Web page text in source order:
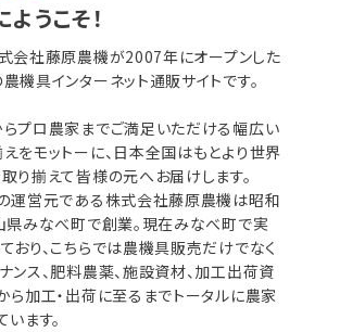
うこそ！
会社藤原農機が2007年にオープンした
機具インターネット通販サイトです。
プロ農家までご満足いただける幅広い
をモットーに、日本全国はもとより世界
り揃えて皆様の元へお届けします。
運営元である株式会社藤原農機は昭和
みなべ町で創業。現在みなべ町で実
おり、こちらでは農機具販売だけでなく
ンス、肥料農薬、施設資材、加工出荷資
ら加工・出荷に至るまでトータルに農家
ます。